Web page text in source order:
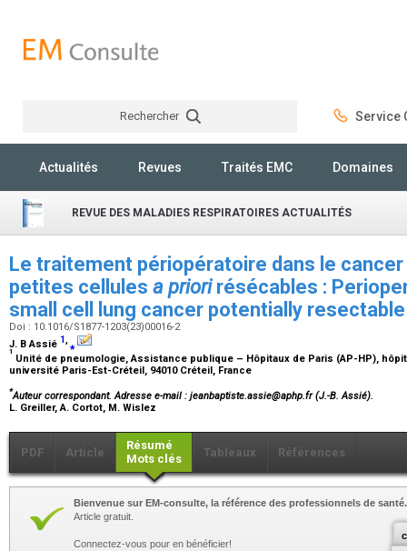
Rechercher Service
Actualités Revues Traités EMC Domaines
REVUE DES MALADIES RESPIRATOIRES ACTUALITÉS
Le traitement périopératoire dans le cancer
petites cellules a priorirésécables :
small cell lung cancer potentially
Doi : 10.1016/S1877-1203(23)00016-2
J. B Assié 1,⁎
1
Unité de pneumologie, Assistance publique – Hôpitaux de Paris (AP-HP),
université Paris-Est-Créteil, 94010 Créteil, France
*Auteur correspondant.Adresse e-mail : jeanbaptiste.assie@aphp.fr (J.-B. Assié).
L. Greiller, A. Cortot, M. Wislez
PDF Article
Résumé
Mots clés
Tableaux Références
Bienvenue sur EM-consulte, la référence des professionnels de santé.
Article gratuit.
Connectez-vous pour en bénéficier!